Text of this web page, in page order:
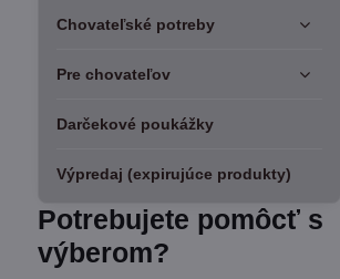
Chovateľské potreby
Pre chovateľov
Darčekové poukážky
Výpredaj (expirujúce produkty)
Potrebujete pomôcť s
výberom?